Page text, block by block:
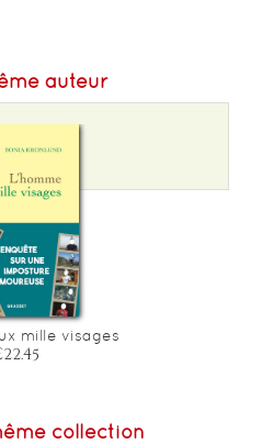
auteur
mille visages
collection